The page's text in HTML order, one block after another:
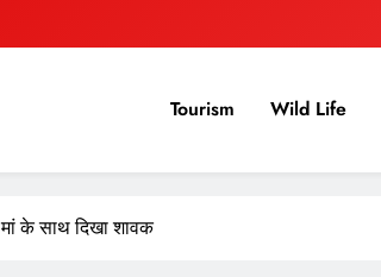
Tourism Wild Life
के साथ दिखा शावक